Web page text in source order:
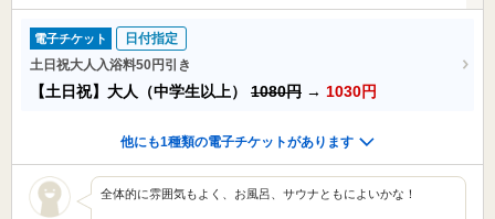
電子チケット
日付指定
土日祝大人入浴料50円引き
【土日祝】大人（中学生以上） 1080円 → 1030円
他にも1種類の電子チケットがあります
全体的に雰囲気もよく、お風呂、サウナともによいかな！